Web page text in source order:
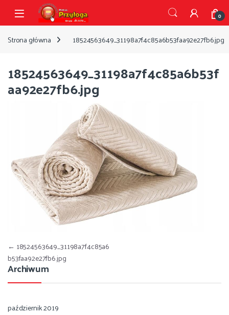
Przejdź do nawigacji
Przejdź do treści
Open 0
Strona główna 18524563649_31198a7f4c85a6b53faa92e27fb6.jpg
18524563649_31198a7f4c85a6b53f
aa92e27fb6.jpg
Nawigacja wpisu
← 18524563649_31198a7f4c85a6
b53faa92e27fb6.jpg
Archiwum
październik 2019